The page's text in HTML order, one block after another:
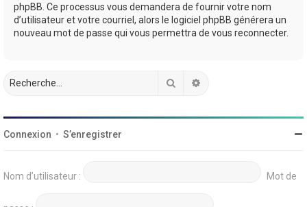
phpBB. Ce processus vous demandera de fournir votre nom
d’utilisateur et votre courriel, alors le logiciel phpBB générera un
nouveau mot de passe qui vous permettra de vous reconnecter.
Rechercher
Connexion • S’enregistrer
Nom d’utilisateur : Mot de